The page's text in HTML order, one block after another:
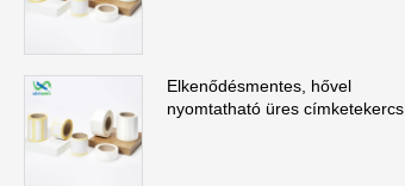
Elkenődésmentes, hővel
nyomtatható üres címketekercs